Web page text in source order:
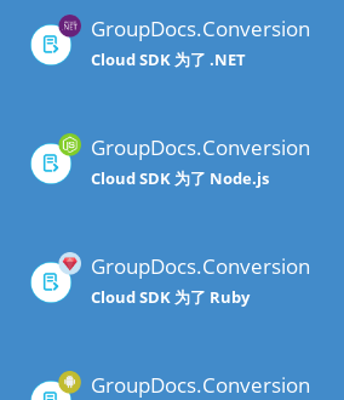
GroupDocs.Conversion
Cloud SDK 为了 .NET
GroupDocs.Conversion
Cloud SDK 为了 Node.js
GroupDocs.Conversion
Cloud SDK 为了 Ruby
GroupDocs.Conversion